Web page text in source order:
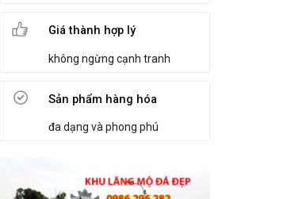
Giá thành hợp lý
không ngừng cạnh tranh
Sản phẩm hàng hóa
đa dạng và phong phú